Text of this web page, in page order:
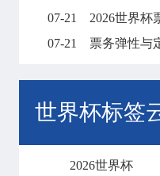
07-21
2026世界杯票价飙升：
07-21
票务弹性与定价策
世界杯标签
2026世界杯